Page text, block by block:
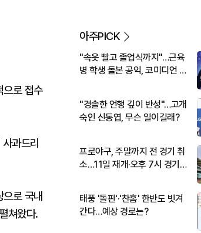
으로 접수
과드리
로 국내
쳐왔다.
아주PICK
"속옷 빨고 졸업식까지"…근육
병 학생 돌본 공익, 코미디언 김
"경솔한 언행 깊이 반성"…고개
숙인 신동엽, 무슨 일이길래?
프로야구, 주말까지 전 경기 취
소…11일 재개·오후 7시 경기
태풍 '돌핀'·'찬홈' 한반도 빗겨
간다…예상 경로는?